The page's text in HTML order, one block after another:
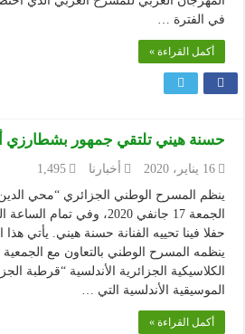
في الفترة …
أكمل القراءة »
حسنة هيني تلتقي جمهور بشطارزي
16 يناير، 2020 أخبارنا
1,495
ينظم المسرح الوطني الجزائري “محي
حفلا فينا تحييه الفنانة حسنة هيني. يأتي
ينظمه المسرح الوطني بالتعاون مع الجمعية
الكلاسيكية الجزائرية الأندلسية “قرطبة
الموسيقية الأندلسية التي …
أكمل القراءة »